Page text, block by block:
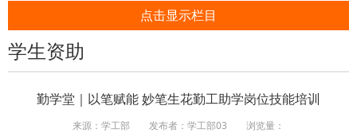
点击显示栏目
学生资助
勤学堂｜以笔赋能 妙笔生花勤工助学岗位技能培训
来源：学工部 发布者：学工部03 浏览量：